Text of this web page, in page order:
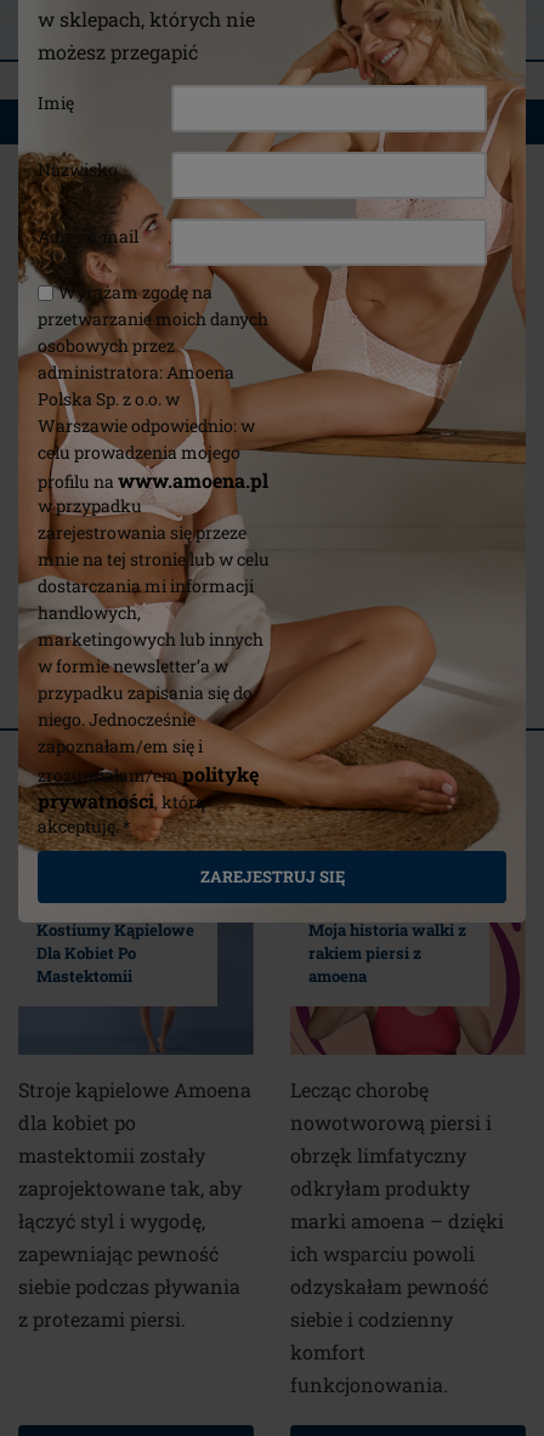
w sklepach, których nie
możesz przegapić
Imię
Nazwisko
Adres e-mail *
Wyrażam zgodę na
przetwarzanie moich danych
osobowych przez
administratora: Amoena
Polska Sp. z o.o. w
Warszawie odpowiednio: w
celu prowadzenia mojego
profilu na www.amoena.pl
w przypadku
zarejestrowania się przeze
mnie na tej stronie lub w celu
dostarczania mi informacji
handlowych,
marketingowych lub innych
w formie newsletter’a w
przypadku zapisania się do
niego. Jednocześnie
zapoznałam/em się i
zrozumiałam/empolitykę
prywatności, którą
akceptuję. *
ZAREJESTRUJ SIĘ
Frances - miękki
biustonosz pooperacyjny
(29)
Powiązane artykuły
Wybrane dla Ciebie
Modne, Wygodne
Kostiumy Kąpielowe
Dla Kobiet Po
Mastektomii
Stroje kąpielowe Amoena
dla kobiet po
mastektomii zostały
zaprojektowane tak, aby
łączyć styl i wygodę,
zapewniając pewność
siebie podczas pływania
z protezami piersi.
Moja historia walki z
rakiem piersi z
amoena
Lecząc chorobę
nowotworową piersi i
obrzęk limfatyczny
odkryłam produkty
marki amoena – dzięki
ich wsparciu powoli
odzyskałam pewność
siebie i codzienny
komfort
funkcjonowania.